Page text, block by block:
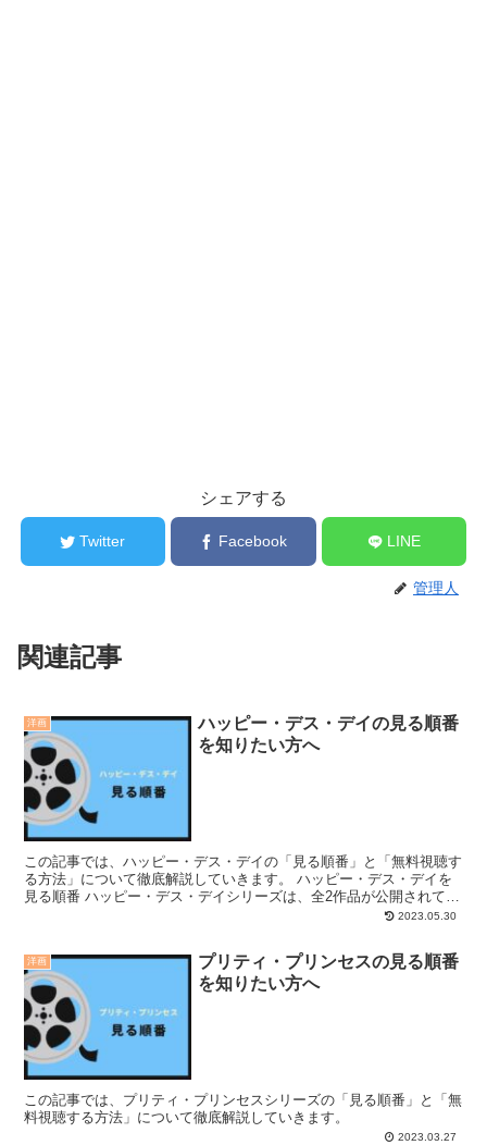
シェアする
Twitter Facebook LINE
管理人
関連記事
洋画
ハッピー・デス・デイの見る順番
を知りたい方へ
この記事では、ハッピー・デス・デイの「見る順番」と「無料視聴す
る方法」について徹底解説していきます。 ハッピー・デス・デイを
見る順番 ハッピー・デス・デイシリーズは、全2作品が公開されてい
ます。 ハッピー・デス・デイシリーズを見る順番は、以...2023.05.30
洋画
プリティ・プリンセスの見る順番
を知りたい方へ
この記事では、プリティ・プリンセスシリーズの「見る順番」と「無
料視聴する方法」について徹底解説していきます。
2023.03.27